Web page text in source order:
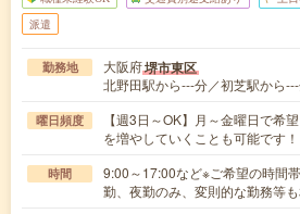
派遣
勤務地 大阪府堺市東区
北野田駅から---分／初芝駅から
曜日頻度
【週3日～OK】月～金曜日で希
を増やしていくことも可能です
時間
9:00～17:00など※ご希望の時間
勤、夜勤のみ、変則的な勤務等